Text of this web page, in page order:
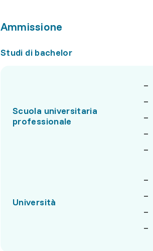
Ammissione
Studi di bachelor
Scuola universitaria
professionale
Università